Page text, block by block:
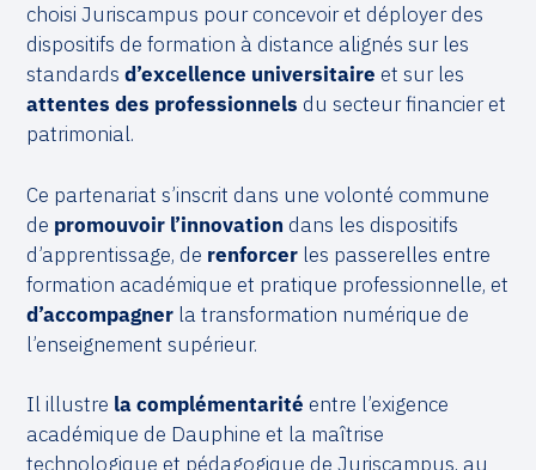
choisi Juriscampus pour concevoir et déployer des
dispositifs de formation à distance alignés sur les
standardsd’excellence universitaire et sur les
attentes des professionnels du secteur financier et
patrimonial.
Ce partenariat s’inscrit dans une volonté commune
de promouvoir l’innovation dans les dispositifs
d’apprentissage, de renforcer les passerelles entre
formation académique et pratique professionnelle, et
d’accompagner la transformation numérique de
l’enseignement supérieur.
Il illustre la complémentarité entre l’exigence
académique de Dauphine et la maîtrise
technologique et pédagogique de Juriscampus, au